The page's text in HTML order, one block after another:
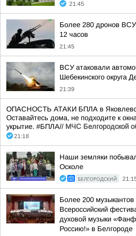
21:45
Более 280 дронов
12 часов
21:45
ВСУ атаковали
Шебекинского округа
21:39
ОПАСНОСТЬ АТАКИ БПЛА в
Оставайтесь дома, не подходите к
укрытие. #БПЛА// МЧС Белгородской
21:18
Наши земляки
Осколе
БЕЛГОРОДСКИЙ
Более 200
Всероссийский
духовой музыки
Россию!» в Белгороде